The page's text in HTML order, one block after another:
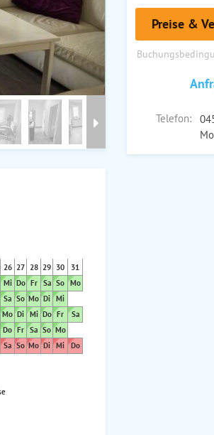
Preise &
Telefon:
26 27 28 29 30
31
Mi Do Fr Sa So Mo
Sa So Mo Di Mi
Mo Di Mi Do Fr
Sa
Do Fr Sa So Mo
Sa So Mo Di Mi Do